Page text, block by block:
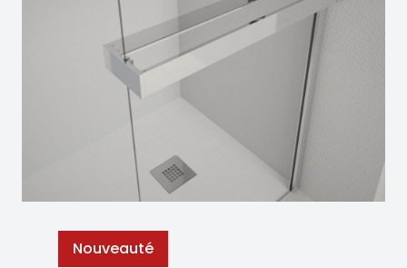
Nouveauté